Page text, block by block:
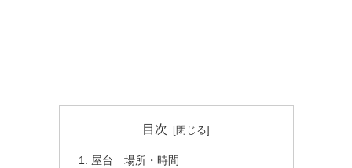
目次
屋台 場所・時間